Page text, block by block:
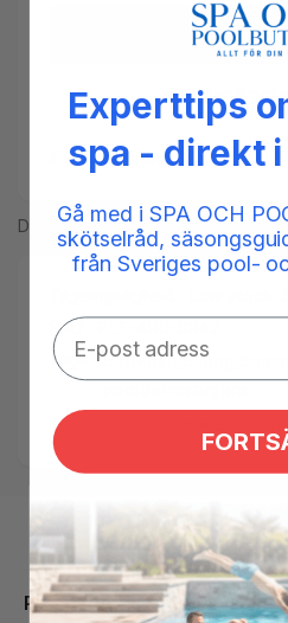
sektioneret
mm
Flere
Add to compare
Del
SKU:
Tags:
bottensugslang
Kategorier:
Produktbeskrivelse
Experttips
spa - direkt
Gå med i SPA OCH
skötselråd,
från Sveriges pool-